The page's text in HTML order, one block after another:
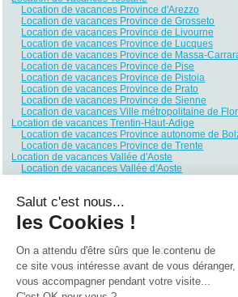
Location de vacances Province d'Arezzo
Location de vacances Province de Grosseto
Location de vacances Province de Livourne
Location de vacances Province de Lucques
Location de vacances Province de Massa-
Location de vacances Province de Pise
Location de vacances Province de Pistoia
Location de vacances Province de Prato
Location de vacances Province de Sienne
Location de vacances Ville métropolitaine de
Location de vacances Trentin-Haut-Adige
Location de vacances Province autonome de
Location de vacances Province de Trente
Location de vacances Vallée d'Aoste
Location de vacances Vallée d'Aoste
Location de vacances Province de Padoue
Location de vacances Province de Rovigo
Location de vacances Province de Trévise
Location de vacances Province de Vicence
Location de vacances Venise
Qui sommes nous ? |Contactez-nous
Salut c'est nous...
les Cookies !
On a attendu d'être sûrs que le contenu de
ce site vous intéresse avant de vous
vous accompagner pendant votre visite...